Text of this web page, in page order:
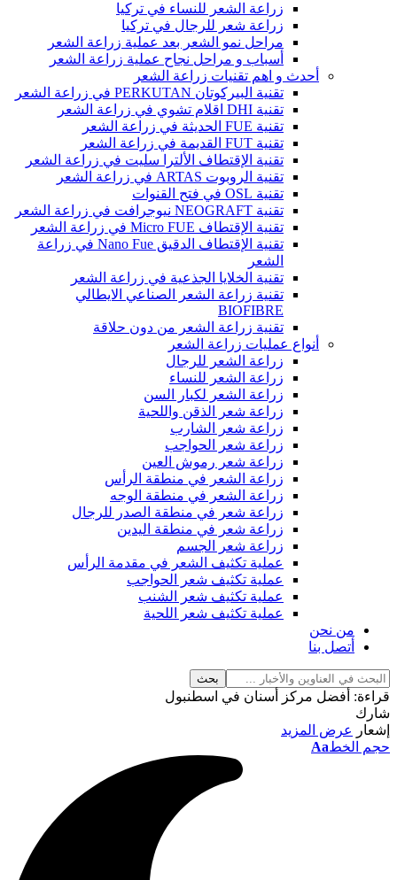
زراعة الشعر للنساء في تركيا
زراعة شعر للرجال في تركيا
مراحل نمو الشعر بعد عملية زراعة الشعر
أسباب و مراحل نجاح عملية زراعة الشعر
أحدث و اهم تقنيات زراعة الشعر
تقنية البيركوتان PERKUTAN في زراعة الشعر
تقنية DHI اقلام تشوي في زراعة الشعر
تقنية FUE الحديثة في زراعة الشعر
تقنية FUT القديمة في زراعة الشعر
تقنية الإقتطاف الألترا سليت في زراعة الشعر
تقنية الروبوت ARTAS في زراعة الشعر
تقنية OSL في فتح القنوات
تقنية NEOGRAFT نيوجرافت في زراعة الشعر
تقنية الإقتطاف Micro FUE في زراعة الشعر
تقنية الإقتطاف الدقيق Nano Fue في زراعة
الشعر
تقنية الخلايا الجذعية في زراعة الشعر
تقنية زراعة الشعر الصناعي الايطالي
BIOFIBRE
تقنية زراعة الشعر من دون حلاقة
أنواع عمليات زراعة الشعر
زراعة الشعر للرجال
زراعة الشعر للنساء
زراعة الشعر لكبار السن
زراعة شعر الذقن واللحية
زراعة شعر الشارب
زراعة شعر الحواجب
زراعة شعر رموش العين
زراعة الشعر في منطقة الرأس
زراعة الشعر في منطقة الوجه
زراعة شعر في منطقة الصدر للرجال
زراعة شعر في منطقة اليدين
زراعة شعر الجسم
عملية تكثيف الشعر في مقدمة الرأس
عملية تكثيف شعر الحواجب
عملية تكثيف شعر الشنب
عملية تكثيف شعر اللحية
من نحن
أتصل بنا
قراءة: أفضل مركز أسنان في اسطنبول
شارك
إشعار
عرض المزيد
حجم الخطAa